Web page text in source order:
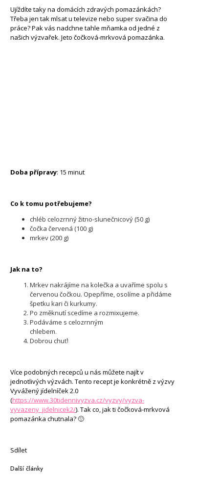
Ujíždíte taky na domácích zdravých pomazánkách?
Třeba jen tak mlsat u televize nebo super svačina do
práce? Pak vás nadchne tahle mňamka od jedné z
našich výzvařek. Jeto čočková-mrkvová pomazánka.
Doba přípravy: 15 minut
Co k tomu potřebujeme?
chléb celozrnný žitno-slunečnicový (50 g)
čočka červená (100 g)
mrkev (200 g)
Jak na to?
Mrkev nakrájíme na kolečka a uvaříme spolu s
červenou čočkou. Opepříme, osolíme a přidáme
špetku kari či kurkumy.
Po změknutí scedíme a rozmixujeme.
Podáváme s celozrnným
chlebem.
Dobrou chuť!
Více podobných recepců u nás můžete najít v
jednotlivých výzvách. Tento recept je konkrétně z výzvy
Vyvážený jídelníček 2.0
(https://www.30tidennivyzva.cz/vyzvy/vyzva-
vyvazeny_jidelnicek2/). Tak co, jak ti čočková-mrkvová
pomazánka chutnala? 🙂
Sdílet
Další články